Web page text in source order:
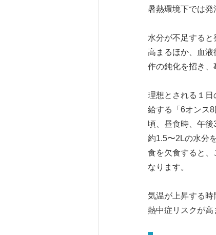
暑熱環境下では発
水分が不足する
高まるほか、血
作の鈍化を招き、
理想とされる１
給する「6オンス
頃、昼食時、午
約1.5〜2Lの水分
食を欠食すると
なります。
気温が上昇する時
熱中症リスクが高